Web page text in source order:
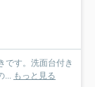
です。洗面台付き
...
もっと見る